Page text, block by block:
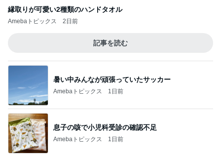
縁取りが可愛い2種類のハンドタオル
Amebaトピックス 2日前
記事を読む
暑い中みんなが頑張っていたサッカー
Amebaトピックス 1日前
息子の咳で小児科受診の確認不足
Amebaトピックス 1日前